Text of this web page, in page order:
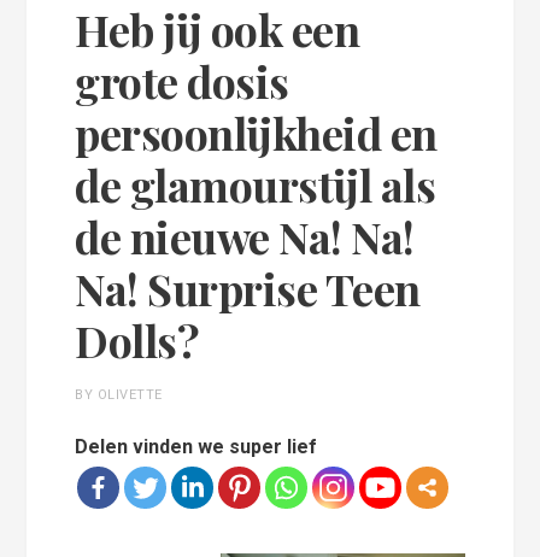
Heb jij ook een
grote dosis
persoonlijkheid en
de glamourstijl als
de nieuwe Na! Na!
Na! Surprise Teen
Dolls?
BY OLIVETTE
Delen vinden we super lief